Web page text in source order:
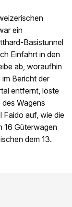
ein
Basistunnel
Einfahrt in den
ab, woraufhin
Bericht der
entfernt, löste
Wagens
Faido auf, wie die
16 Güterwagen
dem 13.